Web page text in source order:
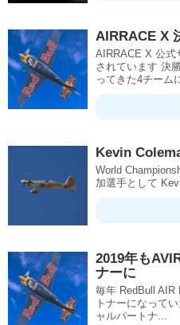
AIRRACE X
AIRRACE X 公式
されています 決
ってきた4チーム
Kevin
World
加選手として
2019年も
ナーに
毎年 RedBull AIR
トナーになって
ャルパートナ...